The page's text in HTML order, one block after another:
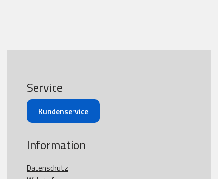
Service
Kundenservice
Information
Datenschutz